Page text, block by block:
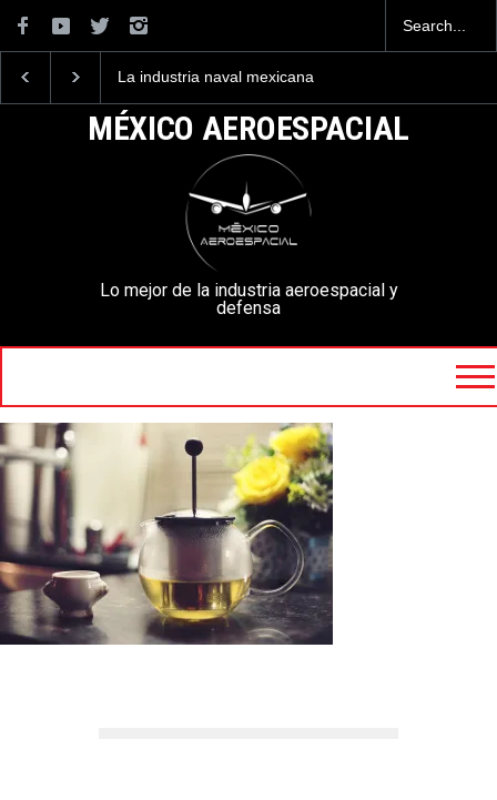
La industria naval mexicana
la Armada de México
mexicanos cuesta 2.9
millones de dólares
MÉXICO AEROESPACIAL
Lo mejor de la industria aeroespacial y
defensa